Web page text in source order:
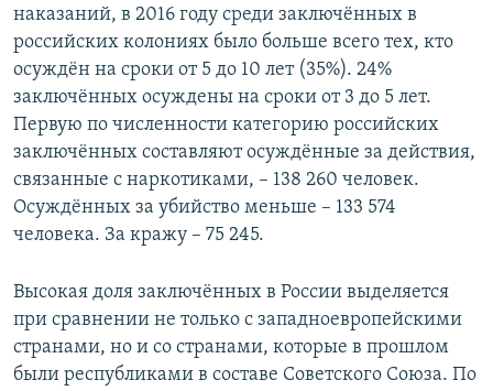
наказаний, в 2016 году среди заключённых в
российских колониях было больше всего тех, кто
осуждён на сроки от 5 до 10 лет (35%). 24%
заключённых осуждены на сроки от 3 до 5 лет.
Первую по численности категорию российских
заключённых составляют осуждённые за действия,
связанные с наркотиками, – 138 260 человек.
Осуждённых за убийство меньше – 133 574
человека. За кражу – 75 245.
Высокая доля заключённых в России выделяется
при сравнении не только с западноевропейскими
странами, но и со странами, которые в прошлом
были республиками в составе Советского Союза. По